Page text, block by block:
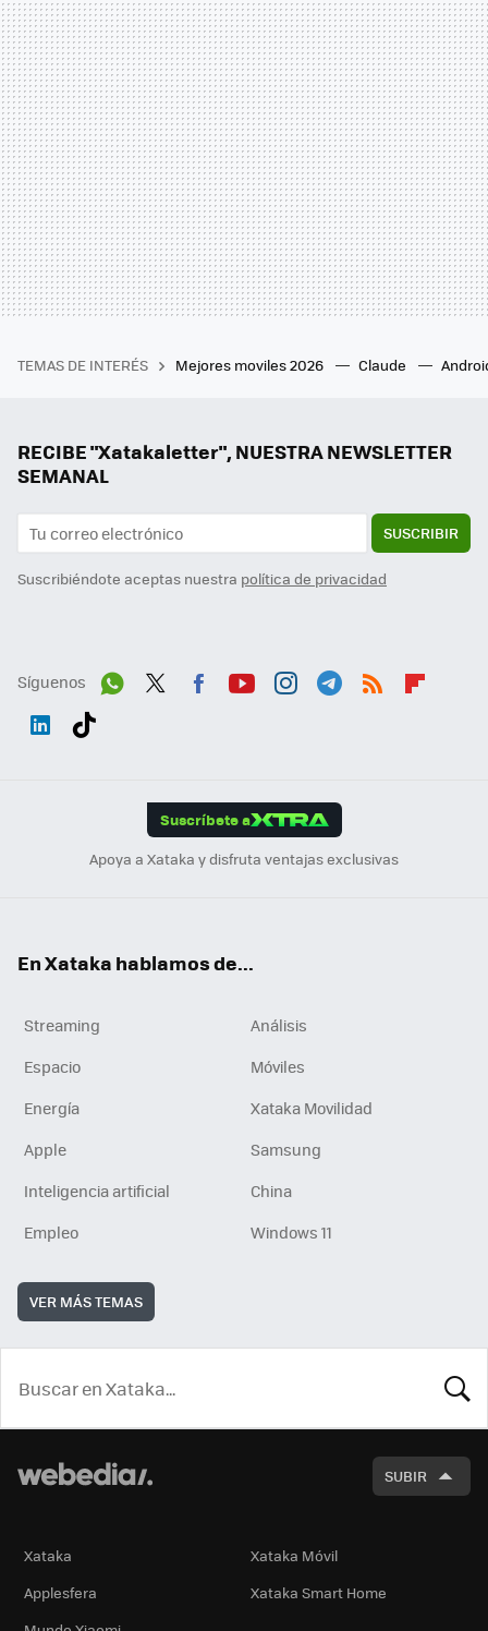
TEMAS DE INTERÉS Mejores moviles 2026 Claude
RECIBE "Xatakaletter", NUESTRA NEWSLETTER
SEMANAL
SUSCRIBIR
Suscribiéndote aceptas nuestra política de privacidad
Síguenos
Suscríbete a
Apoya a Xataka y disfruta ventajas exclusivas
En Xataka hablamos de...
Streaming
Análisis
Espacio
Móviles
Energía
Xataka Movilidad
Apple
Samsung
Inteligencia artificial
China
Empleo
Windows 11
VER MÁS TEMAS
SUBIR
Xataka
Xataka Móvil
Applesfera
Xataka Smart Home